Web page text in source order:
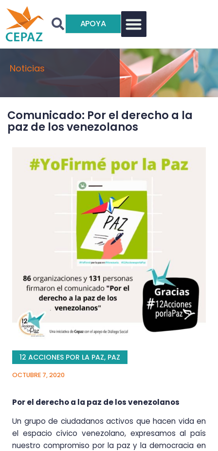
APOYA
Noticias
Comunicado: Por el derecho a la
paz de los venezolanos
12 ACCIONES POR LA PAZ, PAZ
OCTUBRE 7, 2020
Por el derecho a la paz de los venezolanos
Un grupo de ciudadanos activos que hacen vida en
el espacio cívico venezolano, expresamos al país
nuestro compromiso por la paz y la democracia en